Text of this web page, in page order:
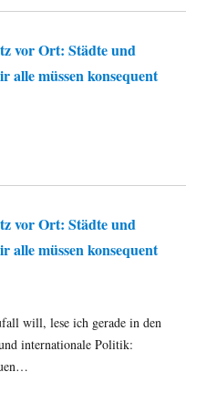
vor Ort: Städte und
alle müssen konsequent
vor Ort: Städte und
alle müssen konsequent
will, lese ich gerade in den
internationale Politik: